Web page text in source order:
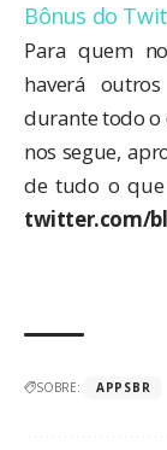
Bônus do
Para quem
haverá
durante todo o
nos segue,
de tudo o que
twitter.com/
SOBRE: APPSBR